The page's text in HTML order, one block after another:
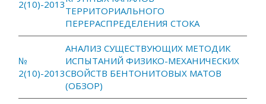
2(10)-2013
ТЕРРИТОРИАЛЬНОГО
ПЕРЕРАСПРЕДЕЛЕНИЯ СТОКА
№
2(10)-2013
АНАЛИЗ СУЩЕСТВУЮЩИХ МЕТОДИК
ИСПЫТАНИЙ ФИЗИКО-МЕХАНИЧЕСКИХ
СВОЙСТВ БЕНТОНИТОВЫХ МАТОВ
(ОБЗОР)